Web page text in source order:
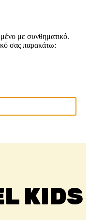
με συνθηματικό.
σας παρακάτω:
KIDS